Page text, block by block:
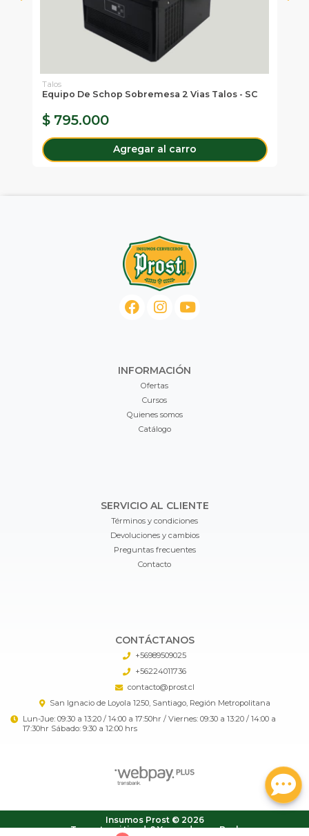
Talos
Equipo De Schop Sobremesa 2 Vias Talos - SC
$ 795.000
Agregar al carro
INFORMACIÓN
Ofertas
Cursos
Quienes somos
Catálogo
SERVICIO AL CLIENTE
Términos y condiciones
Devoluciones y cambios
Preguntas frecuentes
Contacto
CONTÁCTANOS
+56989509025
+56224011736
contacto@prost.cl
San Ignacio de Loyola 1250, Santiago, Región Metropolitana
Lun-Jue: 09:30 a 13:20 / 14:00 a 17:50hr / Viernes: 09:30 a 13:20 / 14:00 a
17:30hr Sábado: 9:30 a 12:00 hrs
Insumos Prost © 2026
¿Te gusta mi tienda? Yo vendo conBsale